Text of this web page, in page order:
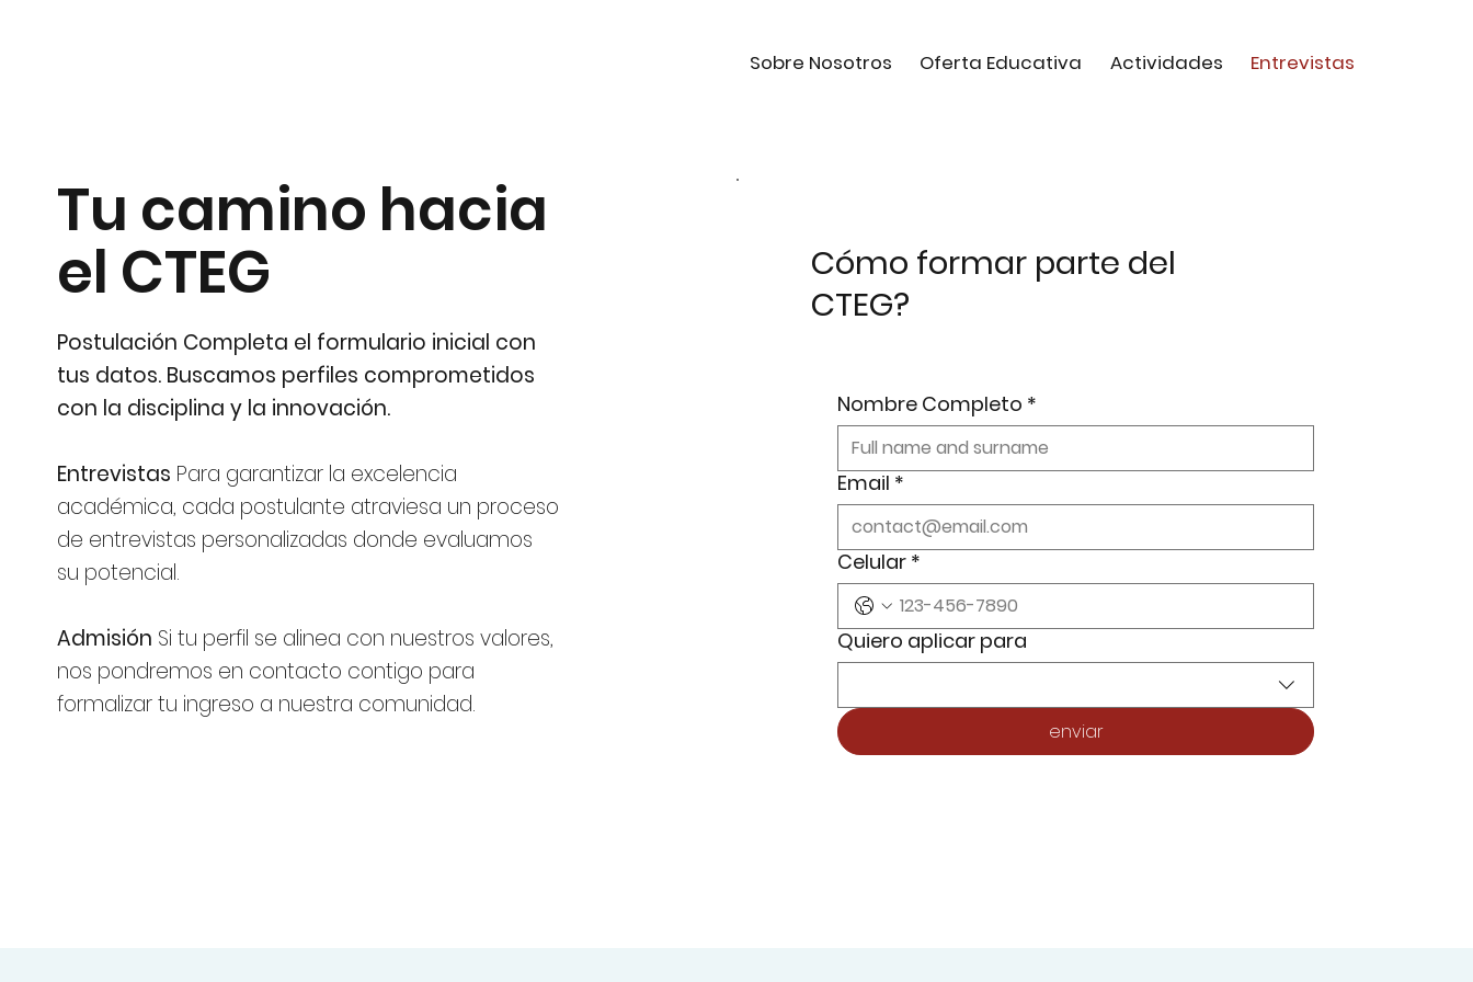
Sobre Nosotros Oferta Educativa Actividades Entrevistas
Tu camino hacia
el CTEG
Postulación Completa el formulario inicial con
tus datos. Buscamos perfiles comprometidos
con la disciplina y la innovación.
Entrevistas Para garantizar la excelencia
académica, cada postulante atraviesa un proceso
de entrevistas personalizadas donde evaluamos
su potencial.
Admisión Si tu perfil se alinea con nuestros valores,
nos pondremos en contacto contigo para
formalizar tu ingreso a nuestra comunidad.
Cómo formar parte del
CTEG?
Nombre Completo *
Email *
Celular *
Quiero aplicar para
enviar